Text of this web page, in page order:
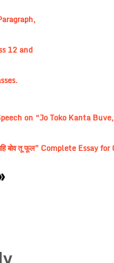
12 and
on “Jo Toko Kanta
बोव तू फूल” Complete Essay